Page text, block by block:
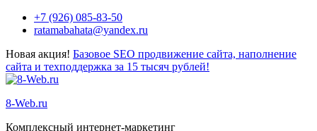
Перейти+7 (926) 085-83-50
ratamabahata@yandex.ru
Новая акция! Базовое SEO продвижение сайта, наполнение
сайта и техподдержка за 15 тысяч рублей!
8-Web.ru
Комплексный интернет-маркетинг